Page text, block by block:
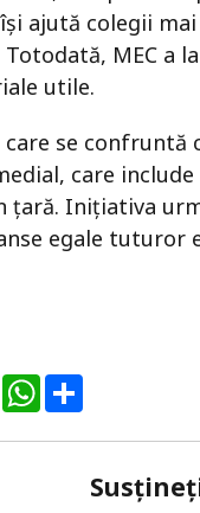
ajută colegii
MEC a
utile.
care se
care
țară. Inițiativa
egale tuturor
ViberWhatsApp